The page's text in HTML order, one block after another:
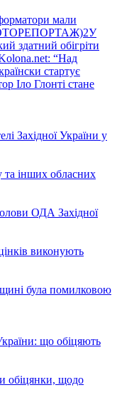
мали
2У
здатний обігріти
“Над
стартує
Іло Глонті стане
Західної України у
та інших обласних
ОДА Західної
виконують
була помилковою
що обіцяють
обіцянки, щодо